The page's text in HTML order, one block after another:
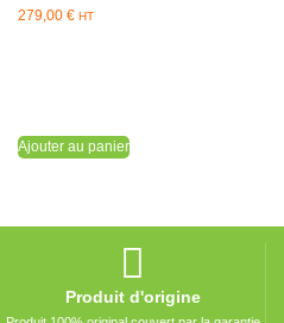
279,00 € HT
Ajouter au panier
Produit d'origine